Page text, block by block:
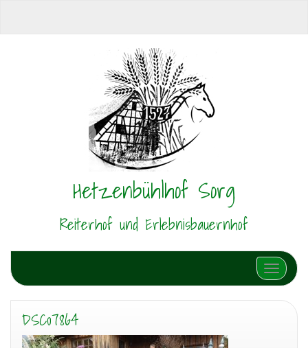
Hetzenbühlhof Sorg
Reiterhof und Erlebnisbauernhof
Schalte
DSC07864